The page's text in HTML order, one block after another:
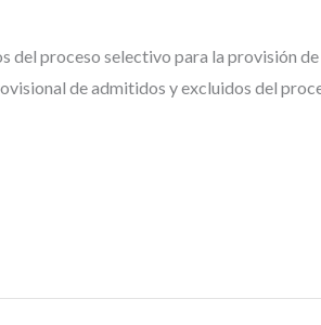
del proceso selectivo para la provisión
de admitidos y excluidos del